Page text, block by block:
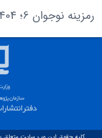
رمزینه نوجوان 6؛ 404: صفحه ۳۵: ردپای خدا